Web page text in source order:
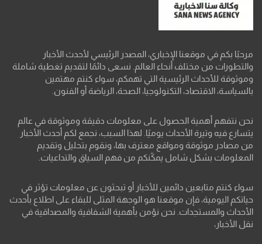
مرحبًا بكم في موقعنا الإخباري، المصدر الرئيسي لأحدث الأخبار
والتطورات من مختلف أنحاء العالم. نسعى دائمًا لتقديم تغطية شاملة
وموثوقة للأحداث الرئيسية التي تهمكم، سواء كنتم مهتمين
بالسياسة، الاقتصاد، التكنولوجيا، الصحة، الرياضة أو الفنون.
نحن نتفهم أهمية الحصول على معلومات دقيقة وموثوقة في عالم
يتسارع فيه وتيرة الأحداث يوميًا. لهذا السبب، نجمع لكم أحدث الأخبار
من مصادر موثوقة ومواقع معترف بها، ونقوم بتحليل وتقديم
المعلومات بشكل شامل يمكّنكم من فهم السياق والتداعيات.
سواء كنتم متابعين دائمين للأخبار أو تبحثون عن معلومات تؤثر في
حياتكم اليومية، فإن موقعنا هو الوجهة المثلى للبقاء على اطلاع بأحدث
الأحداث والمستجدات. نحن نؤمن بأهمية الشفافية والمصداقية في
نقل الأخبار،